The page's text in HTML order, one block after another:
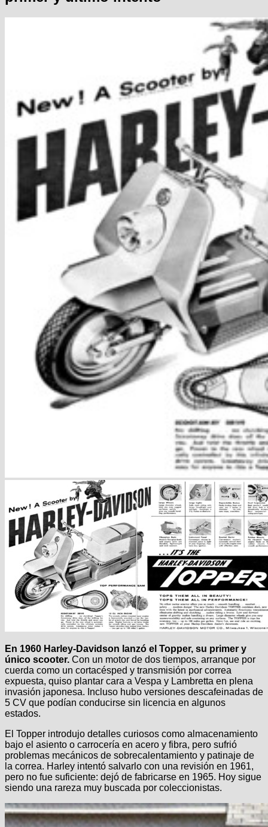
En 1960 Harley-Davidson lanzó el Topper, su primer y
único scooter. Con un motor de dos tiempos, arranque por
cuerda como un cortacésped y transmisión por correa
expuesta, quiso plantar cara a Vespa y Lambretta en plena
invasión japonesa. Incluso hubo versiones descafeinadas de
5 CV que podían conducirse sin licencia en algunos
estados.
El Topper introdujo detalles curiosos como almacenamiento
bajo el asiento o carrocería en acero y fibra, pero sufrió
problemas mecánicos de sobrecalentamiento y patinaje de
la correa. Harley intentó salvarlo con una revisión en 1961,
pero no fue suficiente: dejó de fabricarse en 1965. Hoy sigue
siendo una rareza muy buscada por coleccionistas.